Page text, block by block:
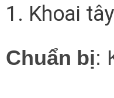
1. Khoai tây
Chuẩn bị: